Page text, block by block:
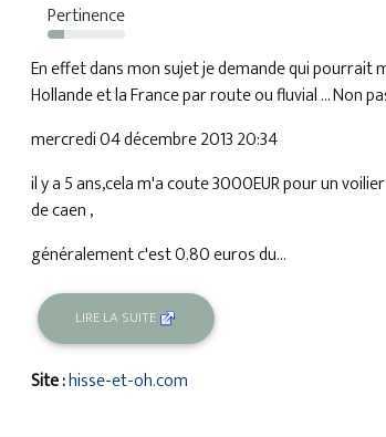
Pertinence
22%
En effet dans mon sujet je demande qui
Hollande et la France par route ou fluvial ... Non
mercredi 04 décembre 2013 20:34
il y a 5 ans,cela m'a coute 3000EUR pour un
de caen ,
généralement c'est 0.80 euros du...
LIRE LA SUITE
Site :hisse-et-oh.com